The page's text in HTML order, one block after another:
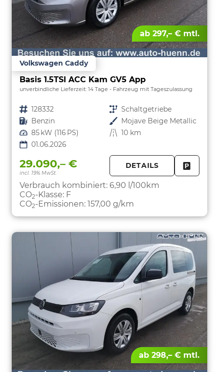
ab 297,– € mtl.
Volkswagen Caddy
Basis 1.5TSI ACC Kam GV5 App
unverbindliche Lieferzeit: 14 Tage Fahrzeug mit Tageszulassung
Fahrzeugnr. 128332 Getriebe Schaltgetriebe
Kraftstoff Benzin Außenfarbe Mojave Beige Metallic
Leistung 85 kW (116 PS) Kilometerstand 10 km
01.06.2026
29.090,– €
incl. 19% MwSt.
DETAILS
Verbrauch kombiniert: 6,90 l/100km
CO2-Klasse: F
CO2-Emissionen: 157,00 g/km
ab 298,– € mtl.